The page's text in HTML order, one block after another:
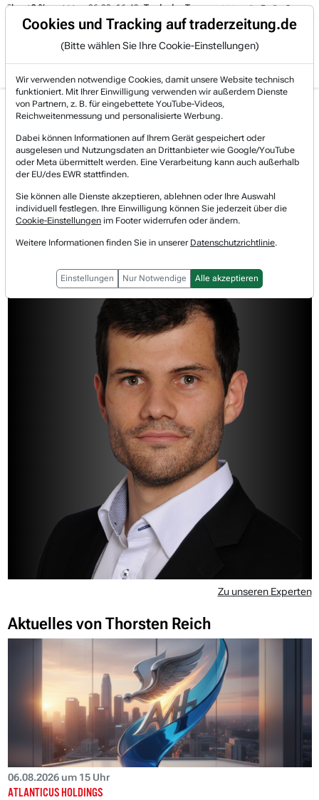
Trading-Room
06.08. 16:49 Trade des Tages 06.08. 16:44 Trade des Tages
Gratis Account Login
Thorsten Reich
Thorsten Reich hat nach seinem Master in Financial
Economics zunächst als Optionshändler bei einem großen
Market Maker gearbeitet. Als publizierender Trader schreibt
er bei TraderFox über Optionsstrategien und saisonale
Handelsstrategien. Neben deutschen Small Caps und US-
Optionen interessiert sich Thorsten auch für systematische
Handelsstrategien und factor investing.
Zu unseren Experten
Aktuelles von Thorsten Reich
06.08.2026 um 15 Uhr
ATLANTICUS HOLDINGS
Cookies und Tracking auf traderzeitung.de
(Bitte wählen Sie Ihre Cookie-Einstellungen)
Wir verwenden notwendige Cookies, damit unsere Website technisch
funktioniert. Mit Ihrer Einwilligung verwenden wir außerdem Dienste
von Partnern, z. B. für eingebettete YouTube-Videos,
Reichweitenmessung und personalisierte Werbung.
Dabei können Informationen auf Ihrem Gerät gespeichert oder
ausgelesen und Nutzungsdaten an Drittanbieter wie Google/YouTube
oder Meta übermittelt werden. Eine Verarbeitung kann auch außerhalb
der EU/des EWR stattfinden.
Sie können alle Dienste akzeptieren, ablehnen oder Ihre Auswahl
individuell festlegen. Ihre Einwilligung können Sie jederzeit über die
Cookie-Einstellungen im Footer widerrufen oder ändern.
Weitere Informationen finden Sie in unserer Datenschutzrichtlinie.
Einstellungen Nur Notwendige Alle akzeptieren